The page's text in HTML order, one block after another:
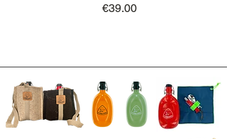
Price
€39.00